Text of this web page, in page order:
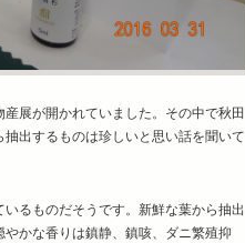
展が開かれていました。その中で秋田
出するものは珍しいと思い話を聞いて
るものだそうです。新鮮な葉から抽出
かな香りは鎮静、鎮咳、ダニ繁殖抑